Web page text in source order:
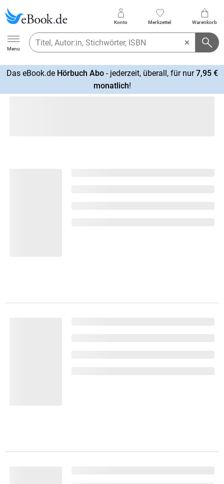
Ebook.de
Menu
Konto Merkzettel Warenkorb
Das eBook.de Hörbuch Abo- jederzeit, überall, für nur7,95 €
monatlich!